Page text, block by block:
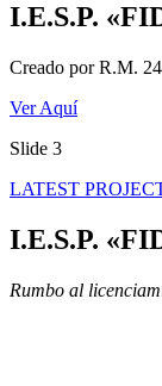
I.E.S.P.
Creado por R.M.
Ver Aquí
Slide 3
LATEST
I.E.S.P.
Rumbo al